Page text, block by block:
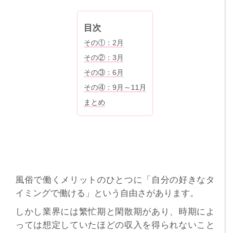
目次
その①：2月
その②：3月
その③：6月
その④：9月～11月
まとめ
風俗で働くメリットのひとつに「自分の好きなタ
イミングで働ける」という自由さがあります。
しかし業界には繁忙期と閑散期があり、時期によ
っては想定していたほどの収入を得られないこと